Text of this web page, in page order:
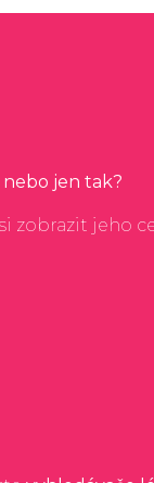
jen tak?
jeho